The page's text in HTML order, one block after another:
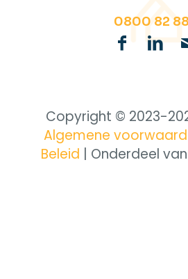
0800 82
Copyright © 2023-
Algemene
Beleid | Onderdeel van